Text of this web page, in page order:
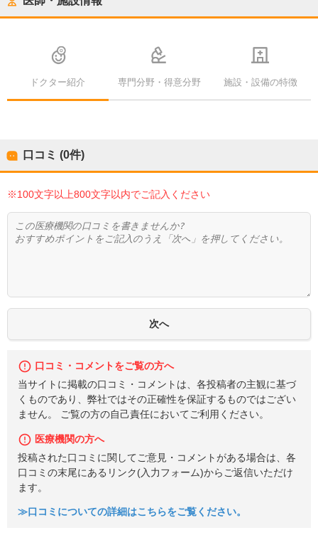
ドクター紹介 専門分野・得意分野 施設・設備の特徴
口コミ (0件)
※100文字以上800文字以内でご記入ください
口コミ・コメントをご覧の方へ
当サイトに掲載の口コミ・コメントは、各投稿者の主観に基づ
くものであり、弊社ではその正確性を保証するものではござい
ません。 ご覧の方の自己責任においてご利用ください。
医療機関の方へ
投稿された口コミに関してご意見・コメントがある場合は、各
口コミの末尾にあるリンク(入力フォーム)からご返信いただけ
ます。
≫口コミについての詳細はこちらをご覧ください。